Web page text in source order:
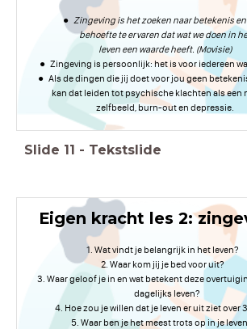
Zingeving is het zoeken naar betekenis
behoefte te ervaren dat wat we doen in
leven een waarde heeft. (Movisie)
Zingeving is persoonlijk: het is voor iedereen
Als de dingen die jij doet voor jou geen
kan dat leiden tot psychische klachten als een
zelfbeeld, burn-out en depressie.
Slide 11 - Tekstslide
Eigen kracht les 2:
Wat vindt je belangrijk in het leven?
Waar kom jij je bed voor uit?
Waar geloof je in en wat betekent deze
dagelijks leven?
Hoe zou je willen dat je leven er uit ziet over
Waar ben je het meest trots op in je